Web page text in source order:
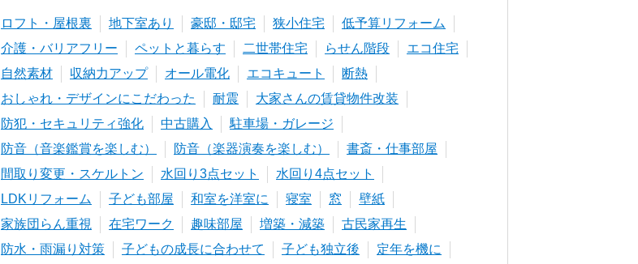
ロフト・屋根裏 地下室あり 豪邸・邸宅 狭小住宅
低予算リフォーム
介護・バリアフリー
ペットと暮らす 二世帯住宅 らせん階段
エコ住宅
自然素材
収納力アップ オール電化 エコキュート
断熱
おしゃれ・デザインにこだわった
耐震
大家さんの賃貸物件改装
防犯・セキュリティ強化
中古購入
駐車場・ガレージ
防音（音楽鑑賞を楽しむ）
防音（楽器演奏を楽しむ）
書斎・仕事部屋
間取り変更・スケルトン
水回り3点セット
水回り4点セット
LDKリフォーム
子ども部屋 和室を洋室に 寝室 窓
壁紙
家族団らん重視
在宅ワーク 趣味部屋 増築・減築
古民家再生
防水・雨漏り対策
子どもの成長に合わせて 子ども独立後 定年を機に